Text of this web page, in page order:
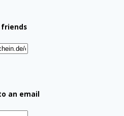
an email